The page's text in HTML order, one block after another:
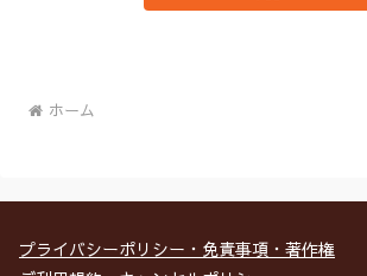
ホーム
プライバシーポリシー・免責事項・著作権